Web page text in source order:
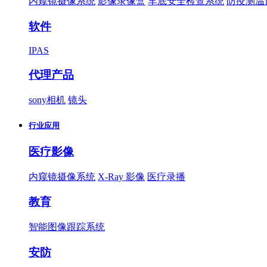
软件
IPAS
代理产品
sony相机 镜头
行业应用
医疗影像
内窥镜摄像系统 X-Ray 影像 医疗录播
教育
智能图像跟踪系统
安防